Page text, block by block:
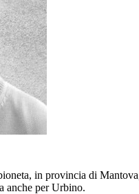
in provincia di
anche per Urbino.